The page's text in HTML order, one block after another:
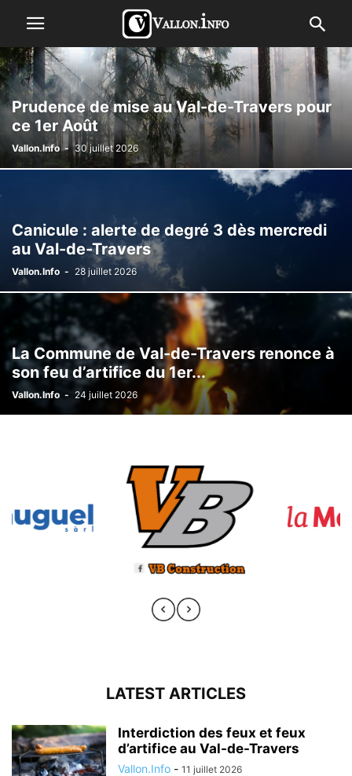
Prudence de mise au Val-de-Travers pour
ce 1er Août
Vallon.Info - 30 juillet 2026
Canicule : alerte de degré 3 dès mercredi
au Val-de-Travers
Vallon.Info - 28 juillet 2026
La Commune de Val-de-Travers renonce à
son feu d’artifice du 1er...
Vallon.Info - 24 juillet 2026
LATEST ARTICLES
Interdiction des feux et feux
d’artifice au Val-de-Travers
Vallon.Info - 11 juillet 2026